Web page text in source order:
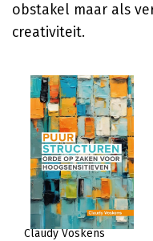
obstakel maar als
creativiteit.
Claudy Voskens